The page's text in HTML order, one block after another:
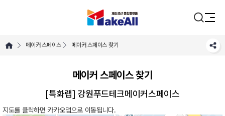
메이커 스페이스 메이커 스페이스 찾기
메이커 스페이스 찾기
[특화랩] 강원푸드테크메이커스페이스
지도를 클릭하면 카카오맵으로 이동됩니다.